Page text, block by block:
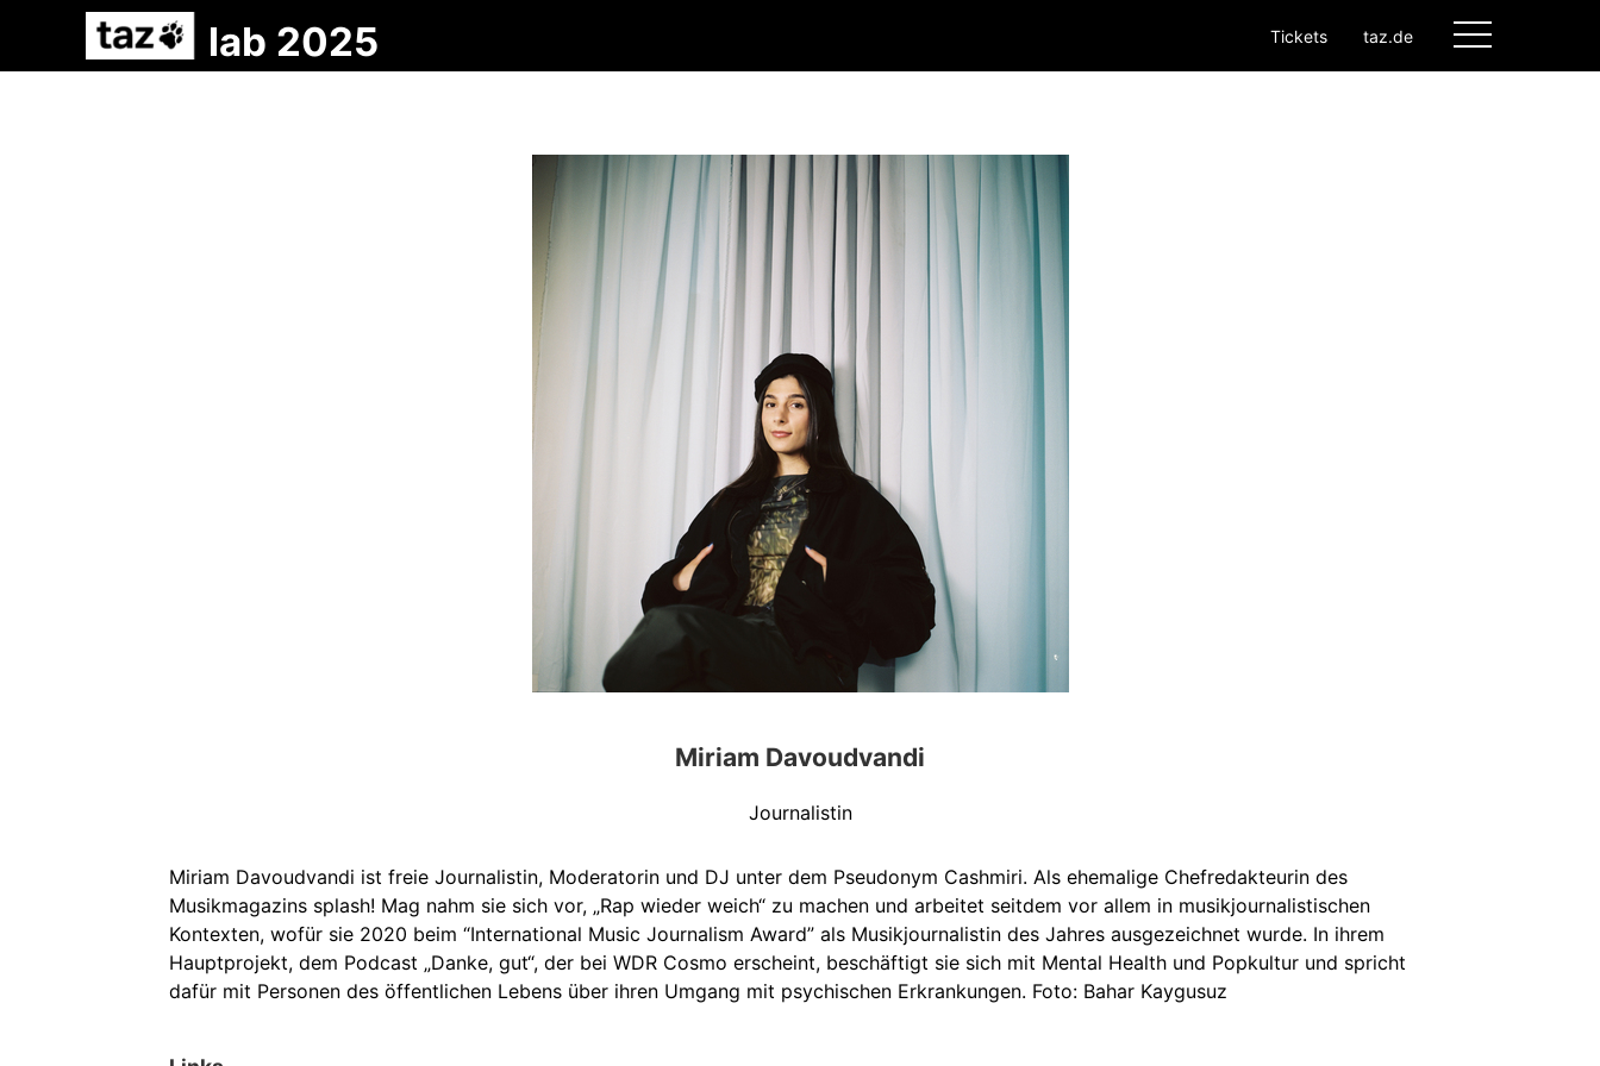
lab 2025 Tickets taz.de
Miriam Davoudvandi
Journalistin
Miriam Davoudvandi ist freie Journalistin, Moderatorin und DJ unter dem Pseudonym Cashmiri. Als ehemalige Chefredakteurin des
Musikmagazins splash! Mag nahm sie sich vor, „Rap wieder weich“ zu machen und arbeitet seitdem vor allem in musikjournalistischen
Kontexten, wofür sie 2020 beim “International Music Journalism Award” als Musikjournalistin des Jahres ausgezeichnet wurde. In ihrem
Hauptprojekt, dem Podcast „Danke, gut“, der bei WDR Cosmo erscheint, beschäftigt sie sich mit Mental Health und Popkultur und spricht
dafür mit Personen des öffentlichen Lebens über ihren Umgang mit psychischen Erkrankungen. Foto: Bahar Kaygusuz